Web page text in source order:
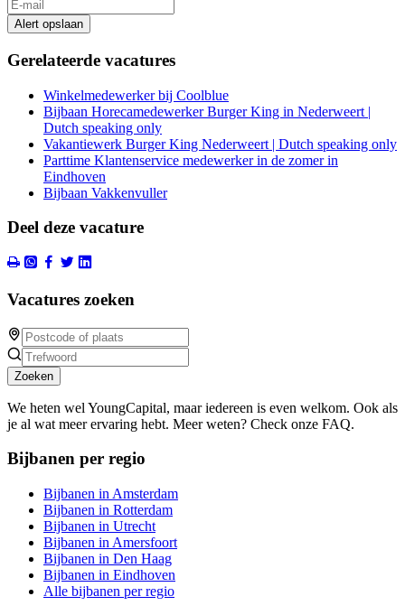
Alert opslaan
Gerelateerde vacatures
Winkelmedewerker bij Coolblue
Bijbaan Horecamedewerker Burger King in Nederweert |
Dutch speaking only
Vakantiewerk Burger King Nederweert | Dutch speaking only
Parttime Klantenservice medewerker in de zomer in
Eindhoven
Bijbaan Vakkenvuller
Deel deze vacature
Vacatures zoeken
Zoeken
We heten wel YoungCapital, maar iedereen is even welkom. Ook als
je al wat meer ervaring hebt. Meer weten? Check onze FAQ.
Bijbanen per regio
Bijbanen in Amsterdam
Bijbanen in Rotterdam
Bijbanen in Utrecht
Bijbanen in Amersfoort
Bijbanen in Den Haag
Bijbanen in Eindhoven
Alle bijbanen per regio